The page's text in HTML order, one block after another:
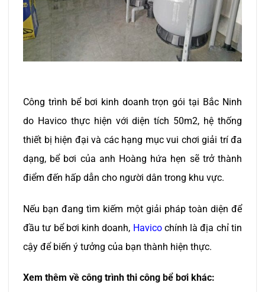
Công trình bể bơi kinh doanh trọn gói tại Bắc Ninh
do Havico thực hiện với diện tích 50m2, hệ thống
thiết bị hiện đại và các hạng mục vui chơi giải trí đa
dạng, bể bơi của anh Hoàng hứa hẹn sẽ trở thành
điểm đến hấp dẫn cho người dân trong khu vực.
Nếu bạn đang tìm kiếm một giải pháp toàn diện để
đầu tư bể bơi kinh doanh, Havicochính là địa chỉ tin
cậy để biến ý tưởng của bạn thành hiện thực.
Xem thêm về công trình thi công bể bơi khác: